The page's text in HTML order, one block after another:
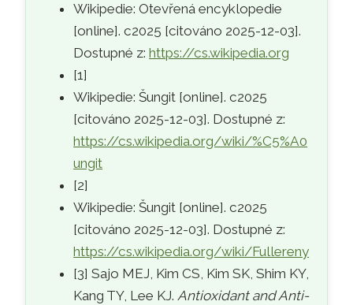
Wikipedie: Otevřená encyklopedie
[online]. c2025 [citováno 2025-12-03].
Dostupné z:https://cs.wikipedia.org
[1]
Wikipedie: Šungit [online]. c2025
[citováno 2025-12-03]. Dostupné z:
https://cs.wikipedia.org/wiki/%C5%A0
ungit
[2]
Wikipedie: Šungit [online]. c2025
[citováno 2025-12-03]. Dostupné z:
https://cs.wikipedia.org/wiki/Fullereny
[3] Sajo MEJ, Kim CS, Kim SK, Shim KY,
Kang TY, Lee KJ.Antioxidant and Anti-